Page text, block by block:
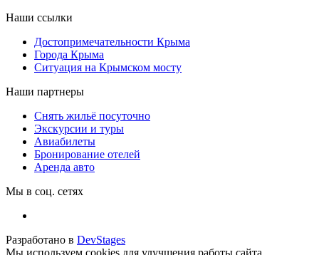
Наши ссылки
Достопримечательности Крыма
Города Крыма
Ситуация на Крымском мосту
Наши партнеры
Снять жильё посуточно
Экскурсии и туры
Авиабилеты
Бронирование отелей
Аренда авто
Мы в соц. сетях
Разработано в DevStages
Мы используем cookies для улучшения работы сайта.